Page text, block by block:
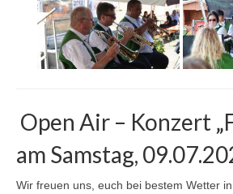
Open Air – Konzert
am Samstag,
Wir freuen uns, euch bei bestem Wetter